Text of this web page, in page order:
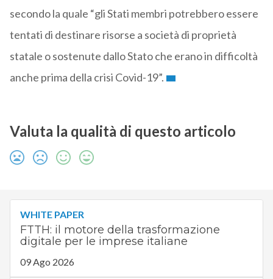
secondo la quale “gli Stati membri potrebbero essere
tentati di destinare risorse a società di proprietà
statale o sostenute dallo Stato che erano in difficoltà
anche prima della crisi Covid-19”.
Valuta la qualità di questo articolo
WHITE PAPER
FTTH: il motore della trasformazione
digitale per le imprese italiane
09 Ago 2026